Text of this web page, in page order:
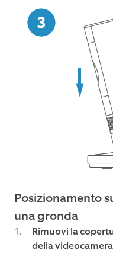
Posizionamento
una gronda
Rimuovi la
della